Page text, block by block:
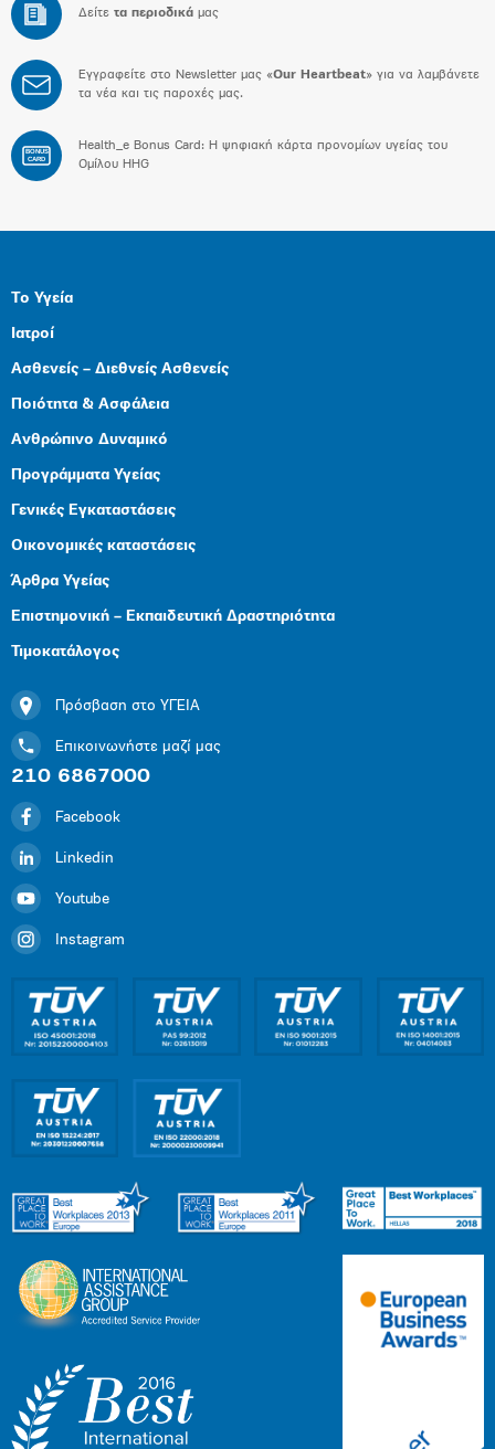
Δείτε τα περιοδικά μας
Εγγραφείτε στο Newsletter μας «Our Heartbeat» για να λαμβάνετε
τα νέα και τις παροχές μας.
BONUS
CARD
Health_e Bonus Card: H ψηφιακή κάρτα προνομίων υγείας του
Ομίλου HHG
Το Υγεία
Ιατροί
Ασθενείς – Διεθνείς Ασθενείς
Ποιότητα & Ασφάλεια
Ανθρώπινο Δυναμικό
Προγράμματα Υγείας
Γενικές Εγκαταστάσεις
Οικονομικές καταστάσεις
Άρθρα Υγείας
Επιστημονική – Εκπαιδευτική Δραστηριότητα
Τιμοκατάλογος
Πρόσβαση στο ΥΓΕΙΑ
Επικοινωνήστε μαζί μας
210 6867000
Facebook
Linkedin
Youtube
Instagram